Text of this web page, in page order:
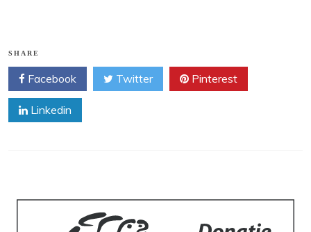
SHARE
Facebook Twitter Pinterest
Linkedin